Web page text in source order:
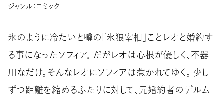
ジャンル：コミック
氷のように冷たいと噂の『氷狼宰相」ことレオと婚約す
る事になったソフィア。 だがレオは心根が優しく、不器
用なだけ。そんなレオにソフィアは惹かれてゆく。 少し
ずつ距離を縮めるふたりに対して、元婚約者のデルム